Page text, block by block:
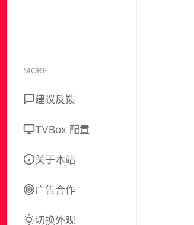
MORE
建议反馈
TVBox 配置
关于本站
广告合作
切换外观